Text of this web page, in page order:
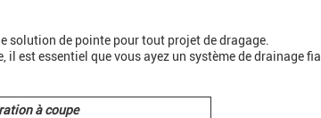
solution de pointe pour tout projet de dragage.
est essentiel que vous ayez un système de drainage
à coupe